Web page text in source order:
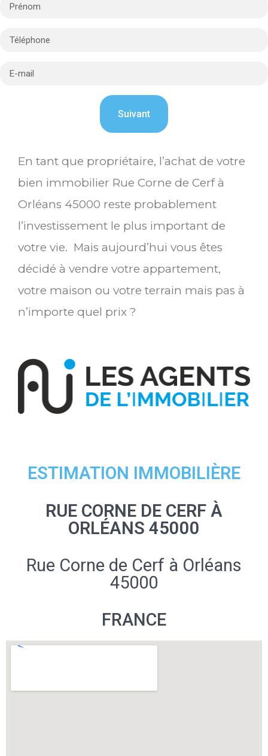
En tant que propriétaire, l’achat de votre
bien immobilier Rue Corne de Cerf à
Orléans 45000 reste probablement
l’investissement le plus important de
votre vie. Mais aujourd’hui vous êtes
décidé à vendre votre appartement,
votre maison ou votre terrain mais pas à
n’importe quel prix ?
ESTIMATION IMMOBILIÈRE
RUE CORNE DE CERF À
ORLÉANS 45000
Rue Corne de Cerf à Orléans
45000
FRANCE